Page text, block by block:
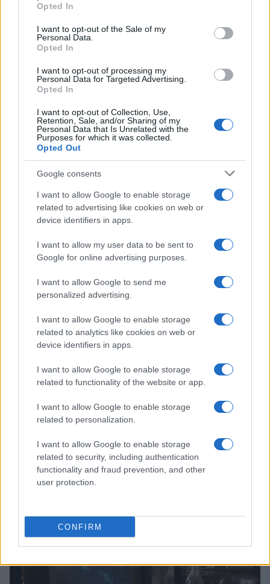
use your data for below specified purposes in below Google
consent section.
Opted In
I want to opt-out of the Sale of my
Personal Data.
Opted In
I want to opt-out of processing my
Personal Data for Targeted Advertising.
Opted In
I want to opt-out of Collection, Use,
Retention, Sale, and/or Sharing of my
Personal Data that Is Unrelated with the
Purposes for which it was collected.
Opted Out
Google consents
I want to allow Google to enable storage
related to advertising like cookies on web or
device identifiers in apps.
I want to allow my user data to be sent to
Google for online advertising purposes.
I want to allow Google to send me
personalized advertising.
I want to allow Google to enable storage
related to analytics like cookies on web or
device identifiers in apps.
I want to allow Google to enable storage
related to functionality of the website or app.
I want to allow Google to enable storage
related to personalization.
I want to allow Google to enable storage
related to security, including authentication
functionality and fraud prevention, and other
user protection.
CONFIRM
Continua a leggere
FISCO
Novità fiscali 2026: cosa cambia con i nuovi decreti del Governo
Andrea Innocenti · 4 Ago 2026
DAC8 e cripto-tasse: obblighi, documenti e controlli per
investitori
Edoardo Vitali · 4 Ago 2026